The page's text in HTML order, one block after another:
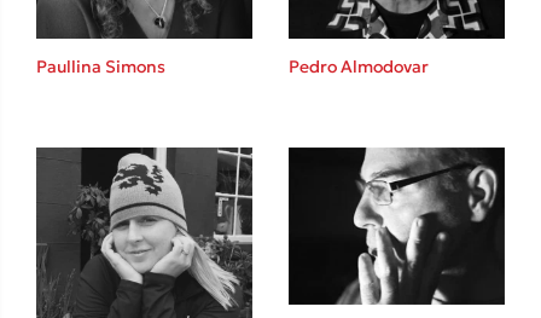
Paullina Simons Pedro Almodovar